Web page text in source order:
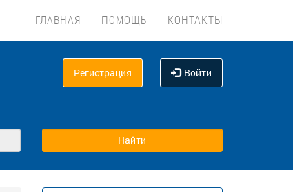
ГЛАВНАЯ ПОМОЩЬ КОНТАКТЫ
Регистрация Войти